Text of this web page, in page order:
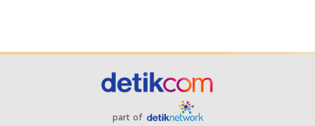
part of